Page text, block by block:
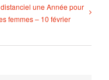
une Année pour
femmes – 10 février